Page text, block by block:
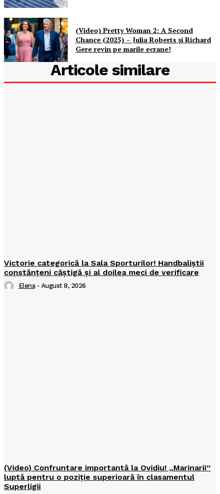
(Video) Pretty Woman 2: A Second
Chance (2025) – Julia Roberts și Richard
Gere revin pe marile ecrane!
Articole similare
Victorie categorică la Sala Sporturilor! Handbaliștii
constănțeni câștigă și al doilea meci de verificare
Elena - August 8, 2026
(Video) Confruntare importantă la Ovidiu! „Marinarii”
luptă pentru o poziție superioară în clasamentul
Superligii